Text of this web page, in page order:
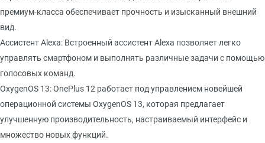
премиум-класса обеспечивает прочность и изысканный внешний
вид.
Ассистент Alexa: Встроенный ассистент Alexa позволяет легко
управлять смартфоном и выполнять различные задачи с помощью
голосовых команд.
OxygenOS 13: OnePlus 12 работает под управлением новейшей
операционной системы OxygenOS 13, которая предлагает
улучшенную производительность, настраиваемый интерфейс и
множество новых функций.